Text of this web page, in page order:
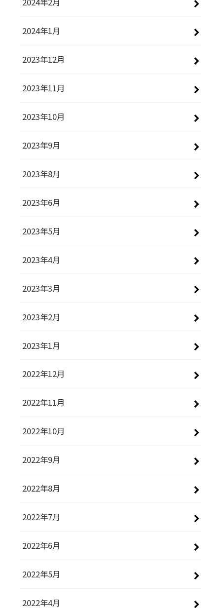
2024年1月
2023年12月
2023年11月
2023年10月
2023年9月
2023年8月
2023年6月
2023年5月
2023年4月
2023年3月
2023年2月
2023年1月
2022年12月
2022年11月
2022年10月
2022年9月
2022年8月
2022年7月
2022年6月
2022年5月
2022年4月